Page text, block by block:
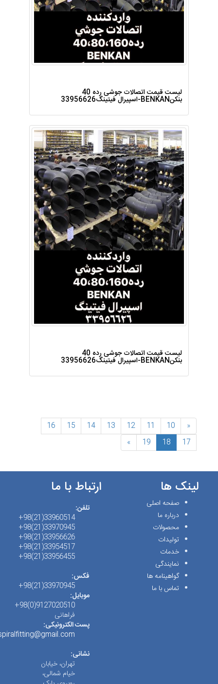
لیست قیمت اتصالات جوشی رده 40
بنکنBENKAN-اسپیرال فیتینگ33956626
لیست قیمت اتصالات جوشی رده 40
بنکنBENKAN-اسپیرال فیتینگ33956626
«
10
11
12
13
14
15
16
17
18(فعلی)19
»
لینک ها
صفحه اصلی
درباره ما
محصولات
تولیدات
خدمات
نمایندگی
گواهینامه ها
تماس با ما
ارتباط با ما
تلفن:
33960514(21)98+
33970945(21)98+
33956626(21)98+
33954517(21)98+
33956455(21)98+
فکس:
33970945(21)98+
موبایل:
9127020510(0)98+
فراهانی
پست الکترونیکی:
spiralfitting@gmail.com
نشانی:
تهران، خیابان
خیام شمالی،